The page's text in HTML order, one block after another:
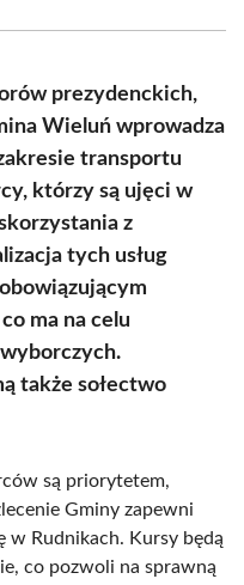
prezydenckich,
Wieluń wprowadza
transportu
którzy są ujęci w
z
tych usług
ma na celu
także sołectwo
są priorytetem,
Gminy zapewni
w Rudnikach. Kursy będą
co pozwoli na sprawną